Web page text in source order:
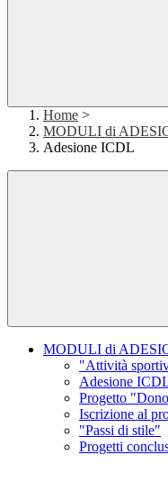
Home >
MODULI di
Adesione ICDL
MODULI di
"Attività
Adesione
Progetto
Iscrizione al
"Passi di stile"
Progetti